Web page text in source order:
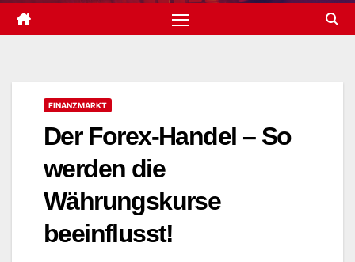
FINANZMARKT
Der Forex-Handel – So
werden die
Währungskurse
beeinflusst!